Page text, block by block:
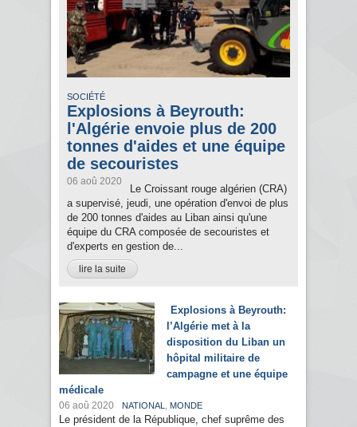
SOCIÉTÉ
Explosions à Beyrouth:
l'Algérie envoie plus de 200
tonnes d'aides et une équipe
de secouristes
06 aoû 2020
Le Croissant rouge algérien (CRA)
a supervisé, jeudi, une opération d'envoi de plus
de 200 tonnes d'aides au Liban ainsi qu'une
équipe du CRA composée de secouristes et
d'experts en gestion de...
lire la suite
Explosions à Beyrouth:
l’Algérie met à la
disposition du Liban un
hôpital militaire de
campagne et une équipe
médicale
06 aoû 2020 NATIONAL , MONDE
Le président de la République, chef suprême des